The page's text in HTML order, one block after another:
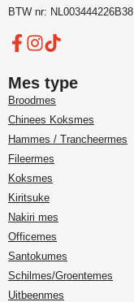
BTW nr: NL003444226B38
Mes type
Broodmes
Chinees Koksmes
Hammes / Trancheermes
Fileermes
Koksmes
Kiritsuke
Nakiri mes
Officemes
Santokumes
Schilmes/Groentemes
Uitbeenmes